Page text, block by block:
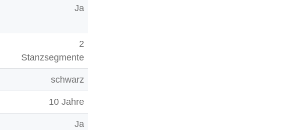
Ja
2
Stanzsegmente
schwarz
10 Jahre
Ja